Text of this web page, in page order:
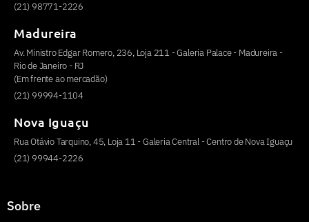
(21) 98771-2226
Madureira
Av. Ministro Edgar Romero, 236, Loja 211 - Galeria Palace - Madureira -
Rio de Janeiro - RJ
(Em frente ao mercadão)
(21) 99994-1104
Nova Iguaçu
Rua Otávio Tarquino, 45, Loja 11 - Galeria Central - Centro de Nova Iguaçu
(21) 99944-2226
Sobre